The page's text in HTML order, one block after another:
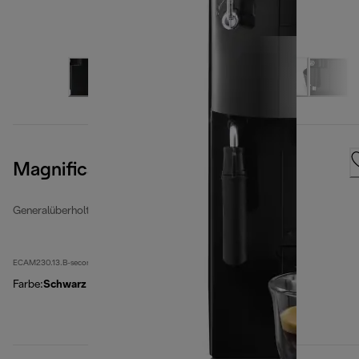
Magnifica S Smart
Generalüberholte Kaffeevollautomaten
ECAM230.13.B-second
Farbe:Schwarz